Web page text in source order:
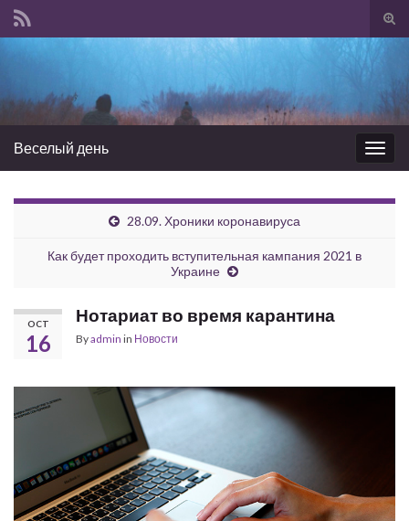
Веселый день
28.09. Хроники коронавируса
Как будет проходить вступительная кампания 2021 в
Украине
OCT
16
Нотариат во время карантина
Byadmin in Новости